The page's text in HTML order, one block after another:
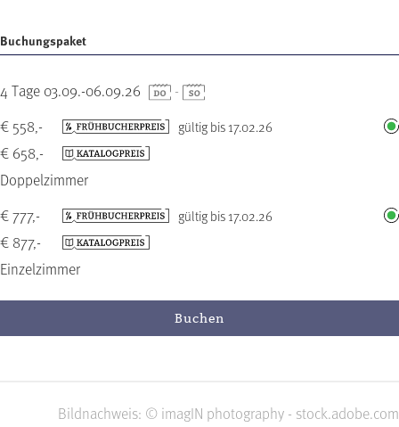
Buchungspaket
4 Tage 03.09.-06.09.26 -
Doppelzimmer
€ 558,- gültig bis 17.02.26
€ 658,-
Einzelzimmer
€ 777,- gültig bis 17.02.26
€ 877,-
Buchen
Bildnachweis: © imagIN photography - stock.adobe.com